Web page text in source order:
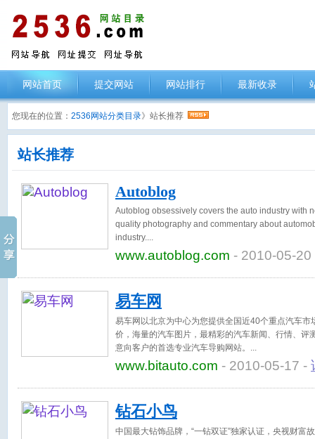
网站首页 提交网站 网站排行 最新收录
您现在的位置： 2536网站分类目录》站长推荐
站长推荐
Autoblog
Autoblog obsessively covers the auto industry with
quality photography and commentary about
industry.
www.autoblog.com - 2010-05-
易车网
易车网以北京为中心为您提供全国近40个重点汽车市
价，海量的汽车图片，最精彩的汽车新闻、行情、评
意向客户的首选专业汽车导购网站。
www.bitauto.com - 2010-05-17 -
钻石小鸟
中国最大钻饰品牌，“一钻双证”独家认证，央视财富